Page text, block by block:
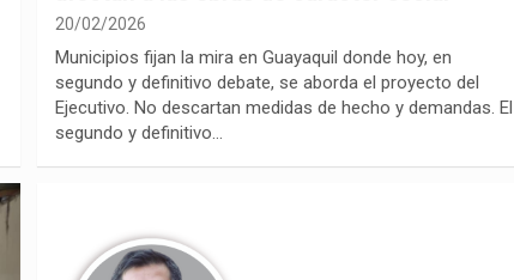
20/02/2026
Municipios fijan la mira en Guayaquil donde hoy, en
segundo y definitivo debate, se aborda el proyecto del
Ejecutivo. No descartan medidas de hecho y demandas. El
segundo y definitivo…